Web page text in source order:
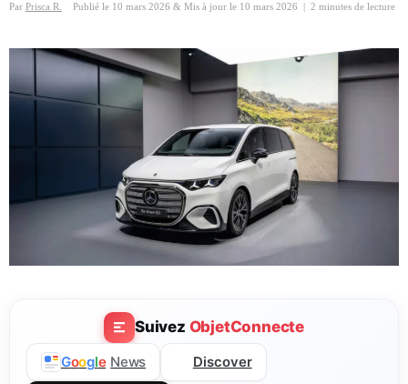
Par Prisca R. Publié le 10 mars 2026 & Mis à jour le 10 mars 2026 2 minutes de lecture
Suivez ObjetConnecte
Google News Discover